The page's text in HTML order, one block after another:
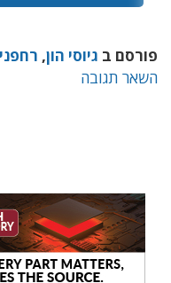
פורסם ב גיוסי הון,
השאר תגובה